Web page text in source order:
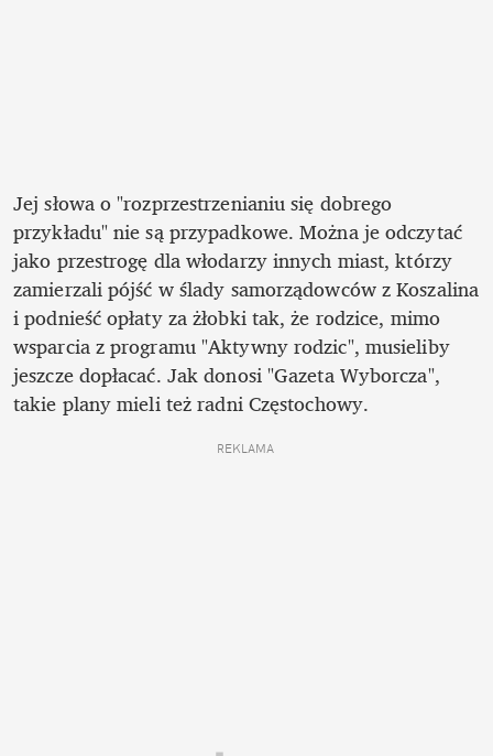
Jej słowa o "rozprzestrzenianiu się dobrego
przykładu" nie są przypadkowe. Można je odczytać
jako przestrogę dla włodarzy innych miast, którzy
zamierzali pójść w ślady samorządowców z Koszalina
i podnieść opłaty za żłobki tak, że rodzice, mimo
wsparcia z programu "Aktywny rodzic", musieliby
jeszcze dopłacać. Jak donosi "Gazeta Wyborcza",
takie plany mieli też radni Częstochowy.
REKLAMA